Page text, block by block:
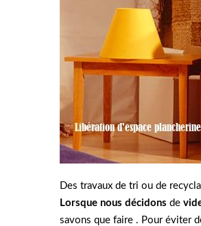
Des travaux de tri ou de
Lorsque nous décidons de
savons que faire . Pour éviter